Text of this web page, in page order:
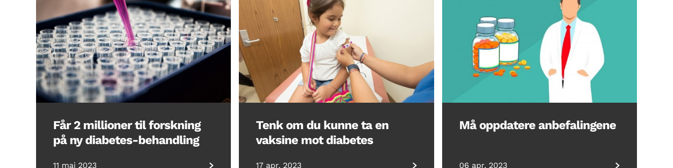
Får 2 millioner til forskning
på ny diabetes-behandling
11 mai 2023
Tenk om du kunne ta en
vaksine mot diabetes
17 apr. 2023
Må oppdatere anbefalingene
06 apr. 2023